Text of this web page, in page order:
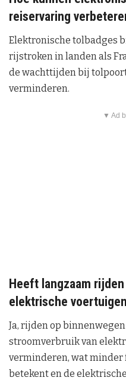
reiservaring
Elektronische tolbadges
rijstroken in landen als
de wachttijden bij
verminderen.
▼ Ad
Heeft langzaam
elektrische
Ja, rijden op
stroomverbruik van
verminderen, wat minder
betekent en de